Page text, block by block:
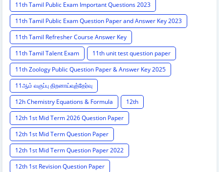
11th Tamil Public Exam Important Questions 2023
11th Tamil Public Exam Question Paper and Answer Key 2023
11th Tamil Refresher Course Answer Key
11th Tamil Talent Exam
11th unit test question paper
11th Zoology Public Question Paper & Answer Key 2025
11ஆம் வகுப்பு திறனாய்வுத்தேர்வு
12h Chemistry Equations & Formula
12th
12th 1st Mid Term 2026 Question Paper
12th 1st Mid Term Question Paper
12th 1st Mid Term Question Paper 2022
12th 1st Revision Question Paper